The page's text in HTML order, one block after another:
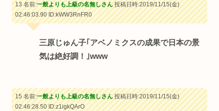
13 名前:一般よりも上級の名無しさん投稿日時:2019/11/15(金)
02:46:03.90ID:kWW3RnFR0
三原じゅん子｢アベノミクスの成果で日本の景
気は絶好調！｣www
15 名前:一般よりも上級の名無しさん投稿日時:2019/11/15(金)
02:46:28.50ID:z1igkQArO